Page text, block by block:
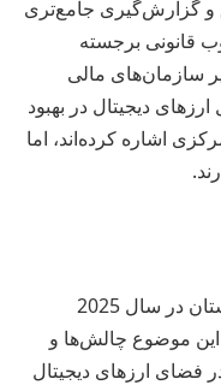
و گزارش‌گیری جامع‌تری
قانونی برجسته
سازمان‌های مالی
دیجیتال در بهبود
اشاره کرده‌اند، اما
قانونی بودن ارزهای دیجیتال در تاجیکستان در سال 2025
موضوع چالش‌ها و
فضای ارزهای دیجیتال